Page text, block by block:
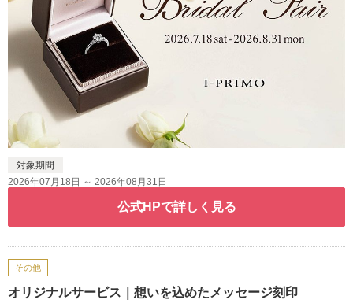
対象期間
2026年07月18日 ～ 2026年08月31日
公式HPで詳しく見る
その他
オリジナルサービス｜想いを込めたメッセージ刻印